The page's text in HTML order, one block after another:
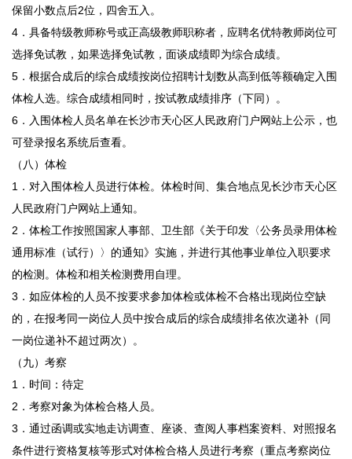
保留小数点后2位，四舍五入。
4．具备特级教师称号或正高级教师职称者，应聘名优特教师岗位可
选择免试教，如果选择免试教，面谈成绩即为综合成绩。
5．根据合成后的综合成绩按岗位招聘计划数从高到低等额确定入围
体检人选。综合成绩相同时，按试教成绩排序（下同）。
6．入围体检人员名单在长沙市天心区人民政府门户网站上公示，也
可登录报名系统后查看。
（八）体检
1．对入围体检人员进行体检。体检时间、集合地点见长沙市天心区
人民政府门户网站上通知。
2．体检工作按照国家人事部、卫生部《关于印发〈公务员录用体检
通用标准（试行）〉的通知》实施，并进行其他事业单位入职要求
的检测。体检和相关检测费用自理。
3．如应体检的人员不按要求参加体检或体检不合格出现岗位空缺
的，在报考同一岗位人员中按合成后的综合成绩排名依次递补（同
一岗位递补不超过两次）。
（九）考察
1．时间：待定
2．考察对象为体检合格人员。
3．通过函调或实地走访调查、座谈、查阅人事档案资料、对照报名
条件进行资格复核等形式对体检合格人员进行考察（重点考察岗位